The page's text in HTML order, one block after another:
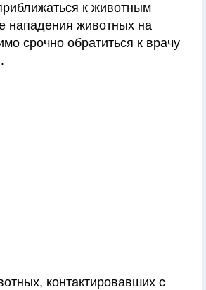
к животным
нападения животных на
срочно обратиться к врачу
контактировавших с